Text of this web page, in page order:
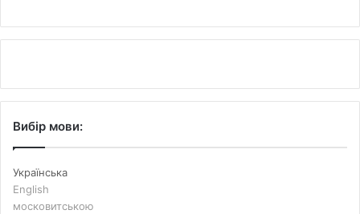
Вибір мови:
Українська
English
московитською